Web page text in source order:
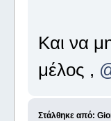
Και να
μέλος ,
Στάλθηκε από: